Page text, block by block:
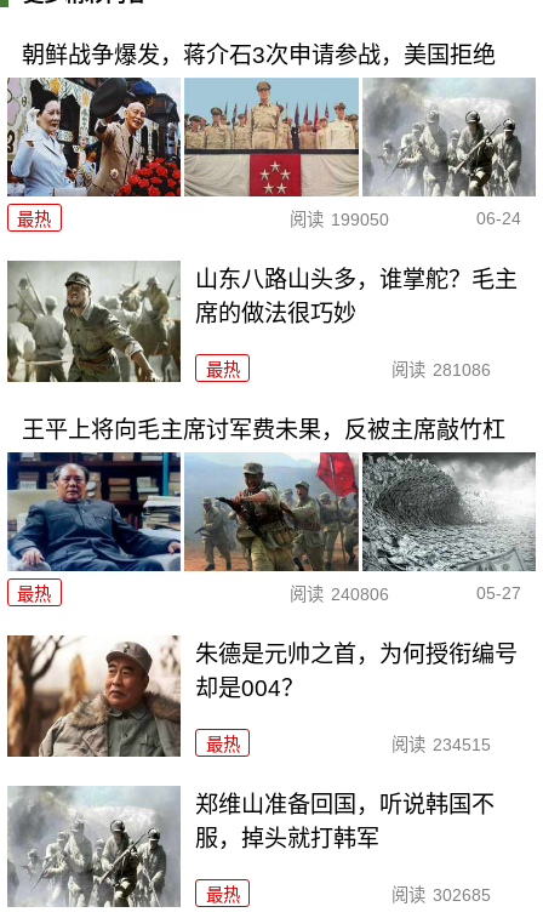
朝鲜战争爆发，蒋介石3次申请参战，美国拒绝
最热 阅读 199050 06-24
山东八路山头多，谁掌舵？毛主
席的做法很巧妙
最热 阅读 281086
王平上将向毛主席讨军费未果，反被主席敲竹杠
最热 阅读 240806 05-27
朱德是元帅之首，为何授衔编号
却是004？
最热 阅读 234515
郑维山准备回国，听说韩国不
服，掉头就打韩军
最热 阅读 302685